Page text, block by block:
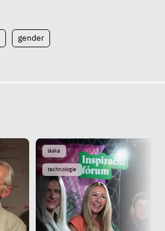
gender
láska
technologie